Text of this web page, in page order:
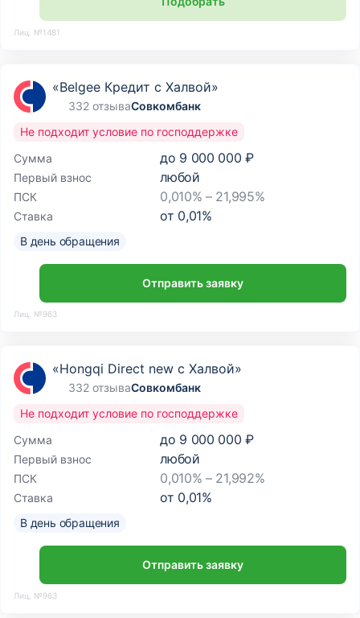
Лиц. №1481
«Belgee Кредит с Халвой»
332 отзываСовкомбанк
Сумма до 9 000 000 ₽
Первый взнос любой
ПСК 0,010% – 21,995%
Ставка от 0,01%
Не подходит условие по господдержке
В день обращения
Отправить заявку
Лиц. №963
«Hongqi Direct new с Халвой»
332 отзываСовкомбанк
Сумма до 9 000 000 ₽
Первый взнос любой
ПСК 0,010% – 21,992%
Ставка от 0,01%
Не подходит условие по господдержке
В день обращения
Отправить заявку
Лиц. №963